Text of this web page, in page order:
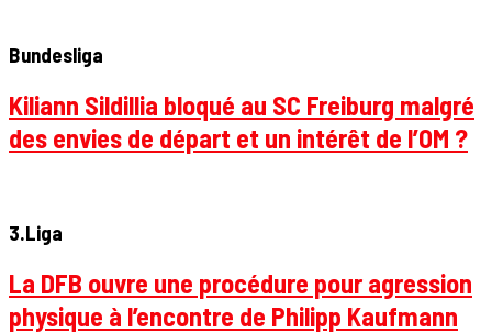
Bundesliga
Kiliann Sildillia bloqué au SC Freiburg malgré
des envies de départ et un intérêt de l’OM ?
3.Liga
La DFB ouvre une procédure pour agression
physique à l’encontre de Philipp Kaufmann